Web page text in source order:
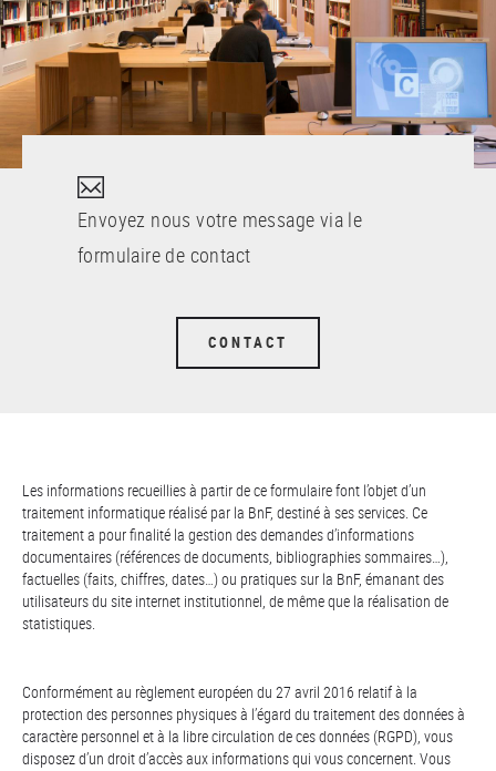
Envoyez nous votre message via le
formulaire de contact
CONTACT
Les informations recueillies à partir de ce formulaire font l’objet d’un
traitement informatique réalisé par la BnF, destiné à ses services. Ce
traitement a pour finalité la gestion des demandes d’informations
documentaires (références de documents, bibliographies sommaires…),
factuelles (faits, chiffres, dates…) ou pratiques sur la BnF, émanant des
utilisateurs du site internet institutionnel, de même que la réalisation de
statistiques.
Conformément au règlement européen du 27 avril 2016 relatif à la
protection des personnes physiques à l’égard du traitement des données à
caractère personnel et à la libre circulation de ces données (RGPD), vous
disposez d’un droit d’accès aux informations qui vous concernent. Vous